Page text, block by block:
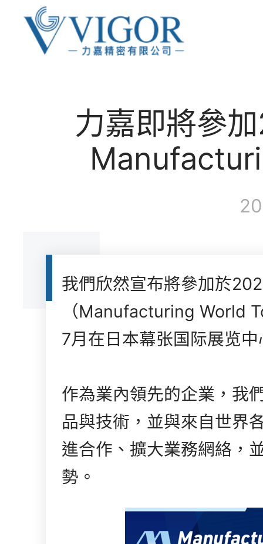
力嘉即將參
我們欣然宣布將參加於
（Manufacturing World
7月在日本幕张国际展览
作為業內領先的企業，我
品與技術，並與來自世界
進合作、擴大業務網絡，
勢。